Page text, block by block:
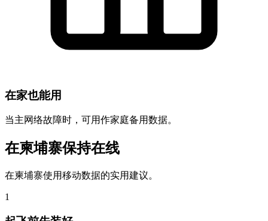
在家也能用
当主网络故障时，可用作家庭备用数据。
在柬埔寨保持在线
在柬埔寨使用移动数据的实用建议。
1